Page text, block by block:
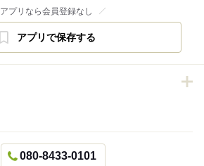
アプリなら会員登録なし
アプリで保存する
080-8433-0101